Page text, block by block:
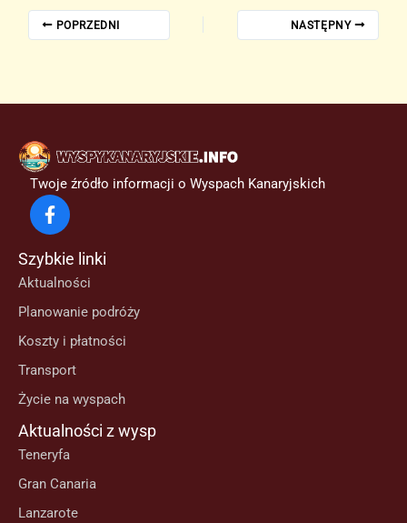
POPRZEDNI NASTĘPNY
Twoje źródło informacji o Wyspach Kanaryjskich
Szybkie linki
Aktualności
Planowanie podróży
Koszty i płatności
Transport
Życie na wyspach
Aktualności z wysp
Teneryfa
Gran Canaria
Lanzarote